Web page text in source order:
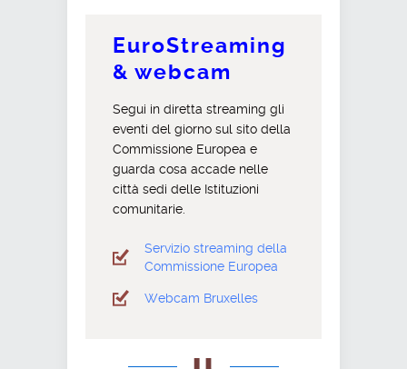
EuroStreaming
& webcam
Segui in diretta streaming gli
eventi del giorno sul sito della
Commissione Europea e
guarda cosa accade nelle
città sedi delle Istituzioni
comunitarie.
Servizio streaming della
Commissione Europea
Webcam Bruxelles